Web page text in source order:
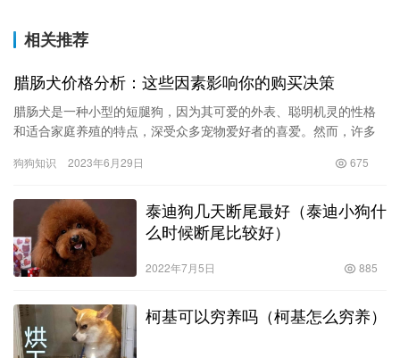
相关推荐
腊肠犬价格分析：这些因素影响你的购买决策
腊肠犬是一种小型的短腿狗，因为其可爱的外表、聪明机灵的性格
和适合家庭养殖的特点，深受众多宠物爱好者的喜爱。然而，许多
文将分…
狗狗知识 2023年6月29日 675
泰迪狗几天断尾最好（泰迪小狗什
么时候断尾比较好）
2022年7月5日 885
柯基可以穷养吗（柯基怎么穷养）